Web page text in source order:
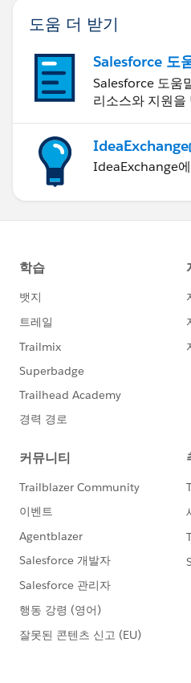
도움 더 받기
Salesforce 도
Salesforce 도움
리소스와 지원을
IdeaExchange
IdeaExchange